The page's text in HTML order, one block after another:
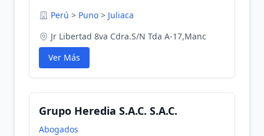
Perú > Puno > Juliaca
Jr Libertad 8va Cdra.S/N Tda A-17,Manc
Ver Más
Grupo Heredia S.A.C. S.A.C.
Abogados